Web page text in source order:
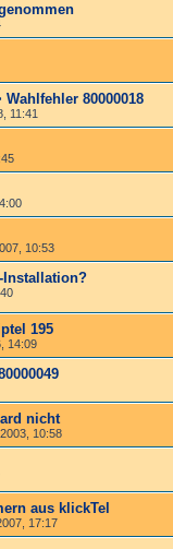
80000018
11:41
10:53
Installation?
195
14:09
nicht
10:58
aus klickTel
17:17